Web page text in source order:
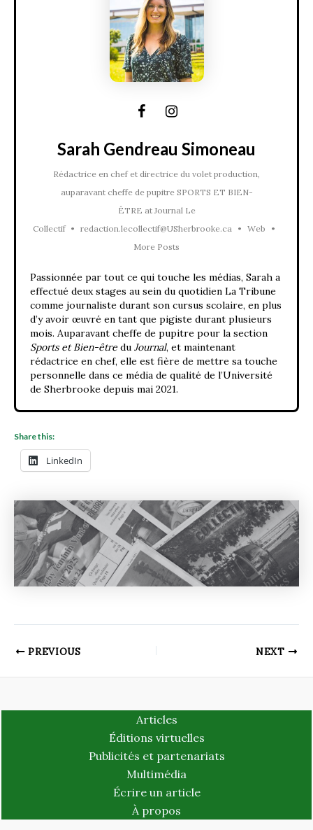
Sarah Gendreau Simoneau
Rédactrice en chef et directrice du volet production,
auparavant cheffe de pupitre SPORTS ET BIEN-
ÊTRE at Journal Le
Collectif • redaction.lecollectif@USherbrooke.ca • Web
•
More Posts
Passionnée par tout ce qui touche les médias, Sarah a
effectué deux stages au sein du quotidien La Tribune
comme journaliste durant son cursus scolaire, en plus
d’y avoir œuvré en tant que pigiste durant plusieurs
mois. Auparavant cheffe de pupitre pour la section
Sports et Bien-être du Journal, et maintenant
rédactrice en chef, elle est fière de mettre sa touche
personnelle dans ce média de qualité de l’Université
de Sherbrooke depuis mai 2021.
Share this:
LinkedIn
PREVIOUS NEXT
Articles
Éditions virtuelles
Publicités et partenariats
Multimédia
Écrire un article
À propos